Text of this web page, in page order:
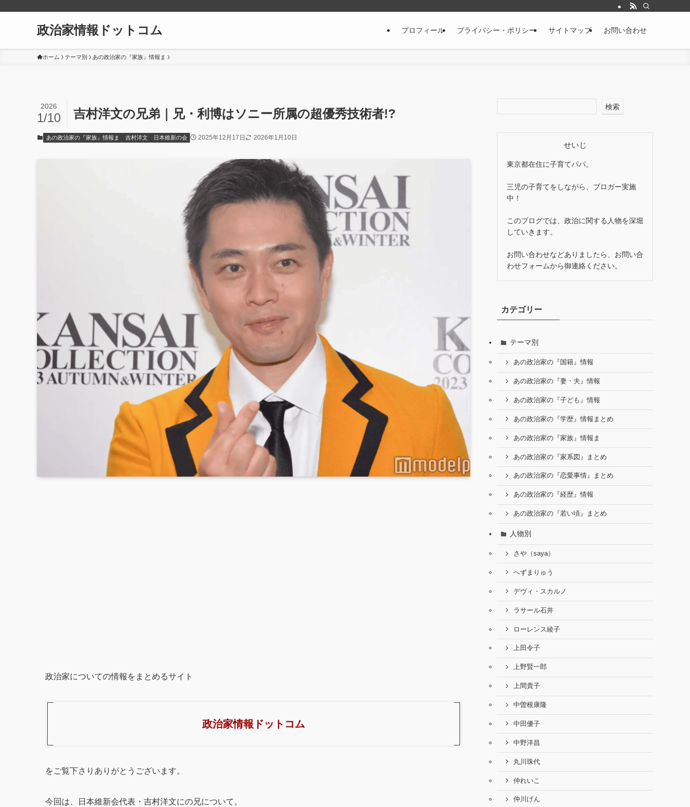
政治家情報ドットコム プロフィール プライバシー・ポリシー サイトマップ お問い合わせ
ホーム テーマ別 あの政治家の『家族』情報ま
吉村洋文の兄弟｜兄・利博はソニー所属の超優秀技術者!?
2026
1/10
あの政治家の『家族』情報ま 吉村洋文 日本維新の会 2025年12月17日 2026年1月10日
政治家についての情報をまとめるサイト
政治家情報ドットコム
をご覧下さりありがとうございます。
今回は、日本維新会代表・吉村洋文にの兄について。
検索
せいじ
東京都在住に子育てパパ。
三児の子育てをしながら、ブロガー実施
中！
このブログでは、政治に関する人物を深堀
していきます。
お問い合わせなどありましたら、お問い合
わせフォームから御連絡ください。
カテゴリー
テーマ別
あの政治家の『国籍』情報
あの政治家の『妻・夫』情報
あの政治家の『子ども』情報
あの政治家の『学歴』情報まとめ
あの政治家の『家族』情報ま
あの政治家の『家系図』まとめ
あの政治家の『恋愛事情』まとめ
あの政治家の『経歴』情報
あの政治家の『若い頃』まとめ
人物別
さや（saya）
へずまりゅう
デヴィ・スカルノ
ラサール石井
ローレンス綾子
上田令子
上野賢一郎
上間貴子
中曽根康隆
中田優子
中野洋昌
丸川珠代
仲れいこ
仲川げん